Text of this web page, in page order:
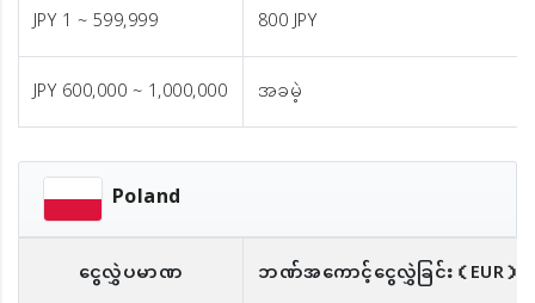
JPY 1 ~ 599,999
800 JPY
JPY 600,000 ~ 1,000,000
အခမဲ့
Poland
ငွေလွှဲပမာဏ ဘဏ်အကောင့်ငွေလွှဲခြင်း（EUR）